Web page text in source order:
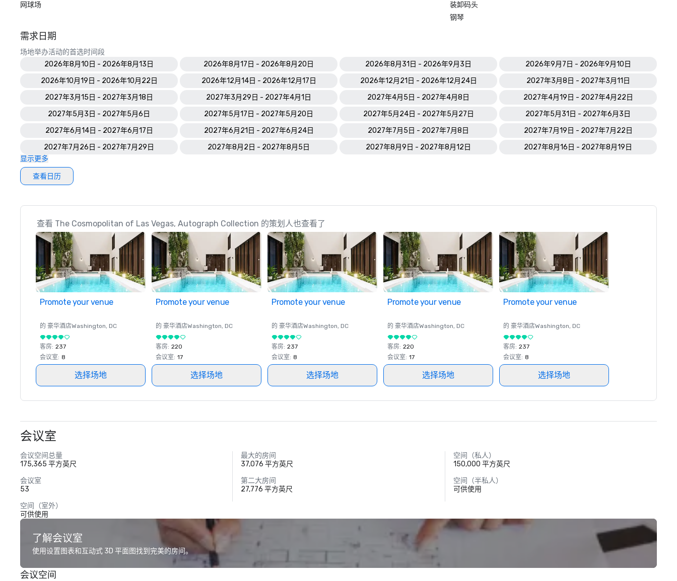
网球场
装卸码头
钢琴
需求日期
场地举办活动的首选时间段
2026年8月10日 - 2026年8月13日
2026年8月17日 - 2026年8月20日 2026年8月31日 - 2026年9月3日
2026年9月7日 - 2026年9月10日
2026年10月19日 - 2026年10月22日
2026年12月14日 - 2026年12月17日 2026年12月21日 - 2026年12月24日
2027年3月8日 - 2027年3月11日
2027年3月15日 - 2027年3月18日
2027年3月29日 - 2027年4月1日 2027年4月5日 - 2027年4月8日
2027年4月19日 - 2027年4月22日
2027年5月3日 - 2027年5月6日
2027年5月17日 - 2027年5月20日 2027年5月24日 - 2027年5月27日
2027年5月31日 - 2027年6月3日
2027年6月14日 - 2027年6月17日
2027年6月21日 - 2027年6月24日 2027年7月5日 - 2027年7月8日
2027年7月19日 - 2027年7月22日
2027年7月26日 - 2027年7月29日
2027年8月2日 - 2027年8月5日 2027年8月9日 - 2027年8月12日
2027年8月16日 - 2027年8月19日
显示更多
查看日历
查看 The Cosmopolitan of Las Vegas, Autograph Collection 的策划人也查看了
Promote your venue
的 豪华酒店Washington, DC
客房: 237
会议室: 8
选择场地
Promote your venue
的 豪华酒店Washington, DC
客房: 220
会议室: 17
选择场地
Promote your venue
的 豪华酒店Washington, DC
客房: 237
会议室: 8
选择场地
Promote your venue
的 豪华酒店Washington, DC
客房: 220
会议室: 17
选择场地
Promote your venue
的 豪华酒店Washington, DC
客房: 237
会议室: 8
选择场地
会议室
会议空间总量
175,365 平方英尺
最大的房间
37,076 平方英尺
空间（私人）
150,000 平方英尺
会议室
53
第二大房间
27,776 平方英尺
空间（半私人）
可供使用
空间（室外）
可供使用
了解会议室
使用设置图表和互动式 3D 平面图找到完美的房间。
会议空间